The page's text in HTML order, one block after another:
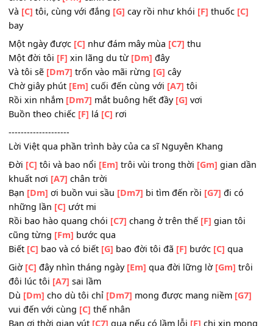
Đời[C]qua, đời lững[Em]lờ qua, tình cũng mờ[Gm]
lá thu
Giờ
[Dm] đây hàng cây ngày [Dm7]xưa, buồn nghe
[G7]mưa hát lời[C]tiễn đưa
Người ơi mù trong[C7]bóng đêm dưới trời
chơi vơi một [Fm] cánh dơi
Và [C]tôi, cùng với đắng[G]cay rồi như khói
bay
Một ngày được
Một đời tôi[F]xin lãng du từ[Dm]đây
Và tôi sẽ [Dm7] trốn vào mãi rừng[G]cây
Chờ giây phút[Em]cuối đến cùng với
Rồi xin nhắm[Dm7]mắt buông hết đầy[G]vơi
Buồn theo chiếc [F] lá[C]rơi
--------------------
Lời Việt qua phần trình bày của ca sĩ Nguyên Khang
Đời[C]tôi và bao nổi[Em]trôi vùi trong thời[Gm]gian
khuất nơi[A7]chân trời
Bạn[Dm]ơi buồn vui sầu[Dm7] bi tìm đến rồi[G7]đi có
những lần
[C]ướt mi